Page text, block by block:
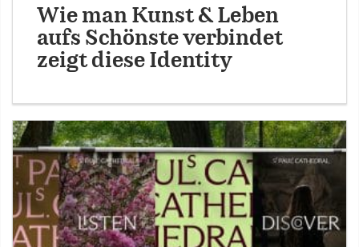
Wie man Kunst & Leben
aufs Schönste verbindet
zeigt diese Identity